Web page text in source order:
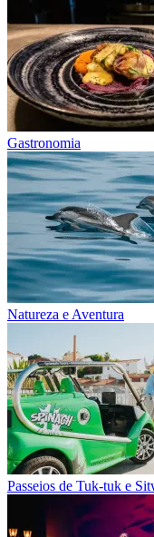
Gastronomia
Natureza e Aventura
Passeios de Tuk-tuk e